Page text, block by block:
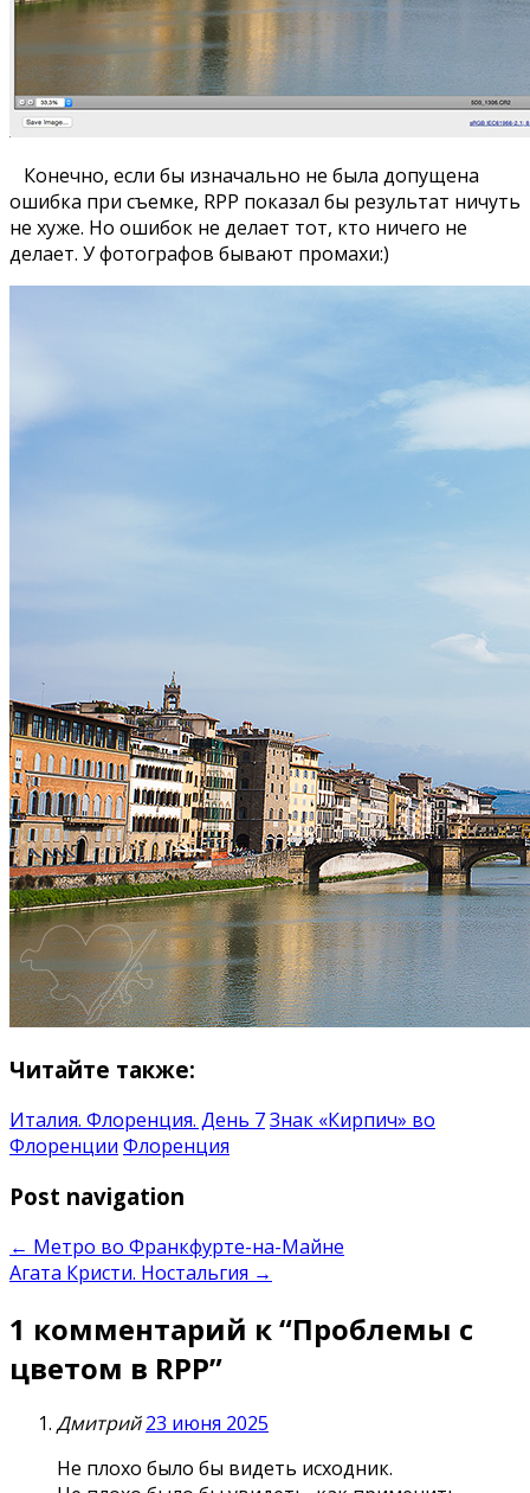
Конечно, если бы изначально не была допущена
ошибка при съемке, RPP показал бы результат ничуть
не хуже. Но ошибок не делает тот, кто ничего не
делает. У фотографов бывают промахи:)
Читайте также:
Италия. Флоренция. День 7Знак «Кирпич» во
Флоренции Флоренция
Post navigation
← Метро во Франкфурте-на-Майне
Агата Кристи. Ностальгия →
1 комментарий к “Проблемы с
цветом в RPP”
Дмитрий 23 июня 2025
Не плохо было бы видеть исходник.